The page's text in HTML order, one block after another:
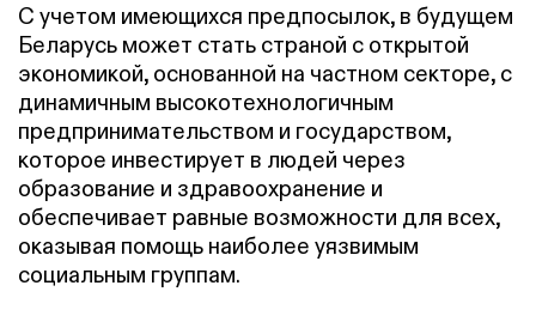
С учетом имеющихся предпосылок, в будущем
Беларусь может стать страной с открытой
экономикой, основанной на частном секторе, с
динамичным высокотехнологичным
предпринимательством и государством,
которое инвестирует в людей через
образование и здравоохранение и
обеспечивает равные возможности для всех,
оказывая помощь наиболее уязвимым
социальным группам.